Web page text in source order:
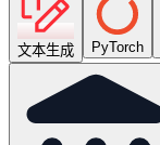
文本生成 PyTorch